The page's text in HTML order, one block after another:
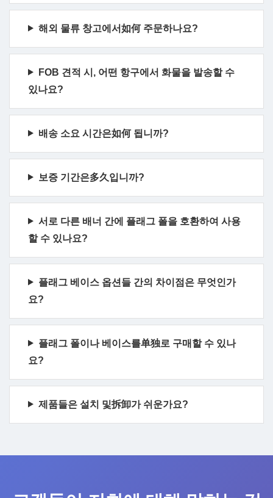
해외 물류 창고에서如何 주문하나요?
FOB 견적 시, 어떤 항구에서 화물을 발송할 수
있나요?
배송 소요 시간은如何 됩니까?
보증 기간은多久입니까?
서로 다른 배너 간에 플래그 폴을 호환하여 사용
할 수 있나요?
플래그 베이스 옵션들 간의 차이점은 무엇인가
요?
플래그 폴이나 베이스를单独로 구매할 수 있나
요?
제품들은 설치 및拆卸가 쉬운가요?